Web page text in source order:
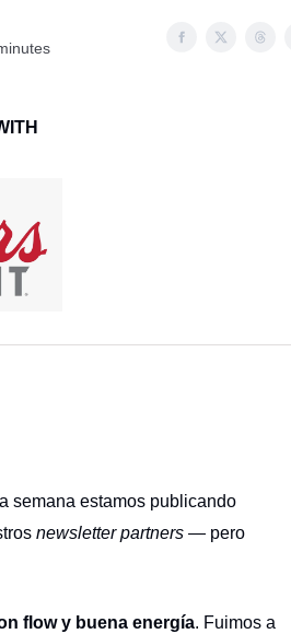
semana estamos publicando
newsletter partners — pero
flow y buena energía. Fuimos a